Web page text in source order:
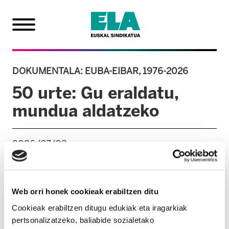
Web orri honek cookieak erabiltzen ditu
Cookieak erabiltzen ditugu edukiak eta iragarkiak
pertsonalizatzeko, baliabide sozialetako
DOKUMENTALA: EUBA-EIBAR, 1976-2026
50 urte: Gu eraldatu,
mundua aldatzeko
2026/07/03